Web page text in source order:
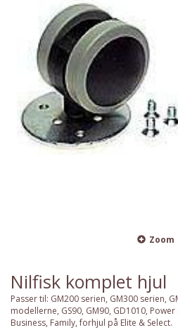
Zoom
Nilfisk komplet hjul
Passer til: GM200 serien, GM300 serien,
modellerne, GS90, GM90, GD1010,
Business, Family, forhjul på Elite & Select.